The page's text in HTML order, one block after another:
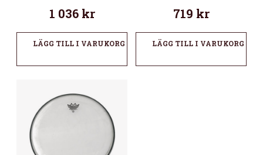
1 036 kr
LÄGG TILL I VARUKORG
719 kr
LÄGG TILL I VARUKORG